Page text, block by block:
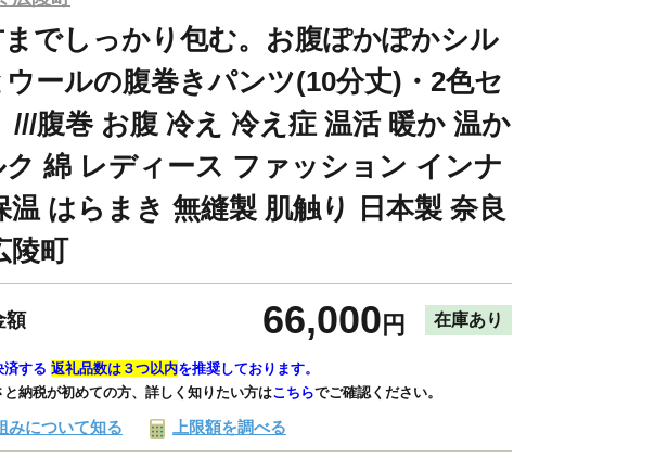
までしっかり包む。お腹ぽかぽかシル
ウールの腹巻きパンツ(10分丈)・2色セ
///腹巻 お腹 冷え 冷え症 温活 暖か 温か
ク 綿 レディース ファッション インナ
温 はらまき 無縫製 肌触り 日本製 奈良
陵町
額 66,000 円 在庫あり
済する 返礼品数は３つ以内を推奨しております。
と納税が初めての方、詳しく知りたい方はこちらでご確認ください。
みについて知る 上限額を調べる